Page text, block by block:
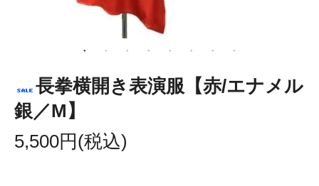
長拳横開き表演服【赤/エナメル
銀／M】
5,500円(税込)